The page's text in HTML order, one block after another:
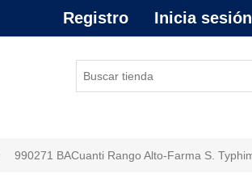
Registro Inicia sesión
990271 BACuanti Rango Alto-Farma S.